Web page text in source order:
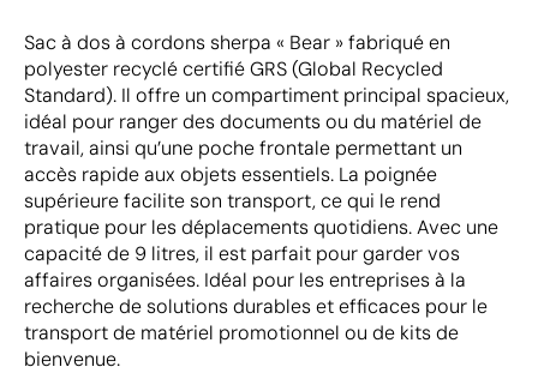
Sac à dos à cordons sherpa « Bear » fabriqué en
polyester recyclé certifié GRS (Global Recycled
Standard). Il offre un compartiment principal spacieux,
idéal pour ranger des documents ou du matériel de
travail, ainsi qu’une poche frontale permettant un
accès rapide aux objets essentiels. La poignée
supérieure facilite son transport, ce qui le rend
pratique pour les déplacements quotidiens. Avec une
capacité de 9 litres, il est parfait pour garder vos
affaires organisées. Idéal pour les entreprises à la
recherche de solutions durables et efficaces pour le
transport de matériel promotionnel ou de kits de
bienvenue.